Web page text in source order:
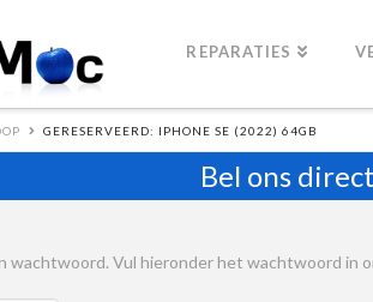
REPARATIES
GERESERVEERD: IPHONE SE (2022) 64GB
Bel ons
wachtwoord. Vul hieronder het wachtwoord in